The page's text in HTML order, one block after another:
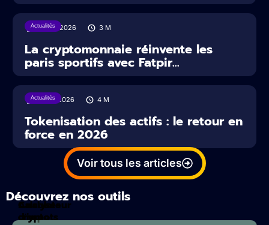
Actualités
22/07/2026 3 M
La cryptomonnaie réinvente les
paris sportifs avec Fatpir...
Actualités
16/07/2026 4 M
Tokenisation des actifs : le retour en
force en 2026
Voir tous les articles
Découvrez nos outils
Calculateur
d'impots
Analyses
crypto